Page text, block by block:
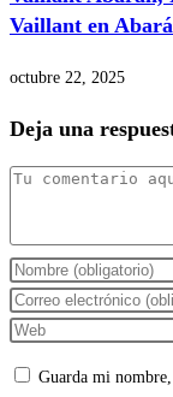
Vaillant en
octubre 22, 2025
Deja una
Comentario
Introduce
tu
nombre
Introduce
tu
Introduce
Guarda mi